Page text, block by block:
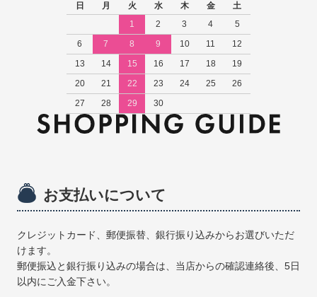
日
月 火 水 木 金
土
1
2 3 4
5
6
7 8 9 10 11
12
13
14 15 16 17 18
19
20
21 22 23 24 25
26
27
28 29 30
お支払いについて
クレジットカード、郵便振替、銀行振り込みからお選びいただ
けます。
郵便振込と銀行振り込みの場合は、当店からの確認連絡後、5日
以内にご入金下さい。